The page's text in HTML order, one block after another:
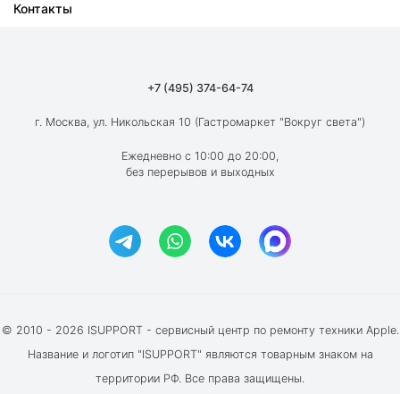
Ремонт iPad
Ремонт AirPods
О компании
Вакансии
Акции и скидки
Контакты
+7 (495) 374-64-74
г. Москва, ул. Никольская 10 (Гастромаркет "Вокруг света")
Ежедневно с 10:00 до 20:00,
без перерывов и выходных
© 2010 - 2026 ISUPPORT - сервисный центр по ремонту техники Apple.
Название и логотип "ISUPPORT" являются товарным знаком на
территории РФ. Все права защищены.